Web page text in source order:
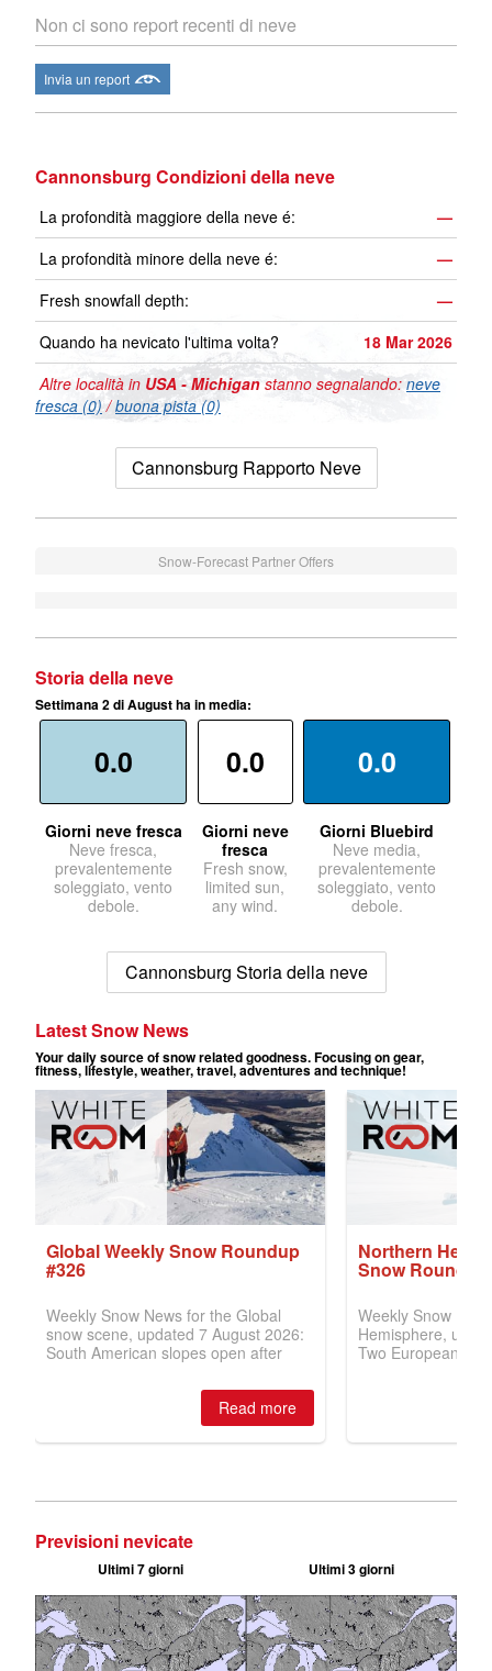
Non ci sono report recenti di neve
Invia un report
Cannonsburg Condizioni della neve
La profondità maggiore della neve é:
—
La profondità minore della neve é:
—
Fresh snowfall depth:
—
Quando ha nevicato l'ultima volta?
18 Mar 2026
Altre località in USA - Michigan stanno segnalando: neve
fresca (0)/buona pista (0)
Cannonsburg Rapporto Neve
Snow-Forecast Partner Offers
Storia della neve
Settimana 2 di August ha in media:
0.0
Giorni neve fresca
Neve fresca,
prevalentemente
soleggiato, vento
debole.
0.0
Giorni neve
fresca
Fresh snow,
limited sun,
any wind.
0.0
Giorni Bluebird
Neve media,
prevalentemente
soleggiato, vento
debole.
Cannonsburg Storia della neve
Previsioni nevicate
Ultimi 7 giorni Ultimi 3 giorni